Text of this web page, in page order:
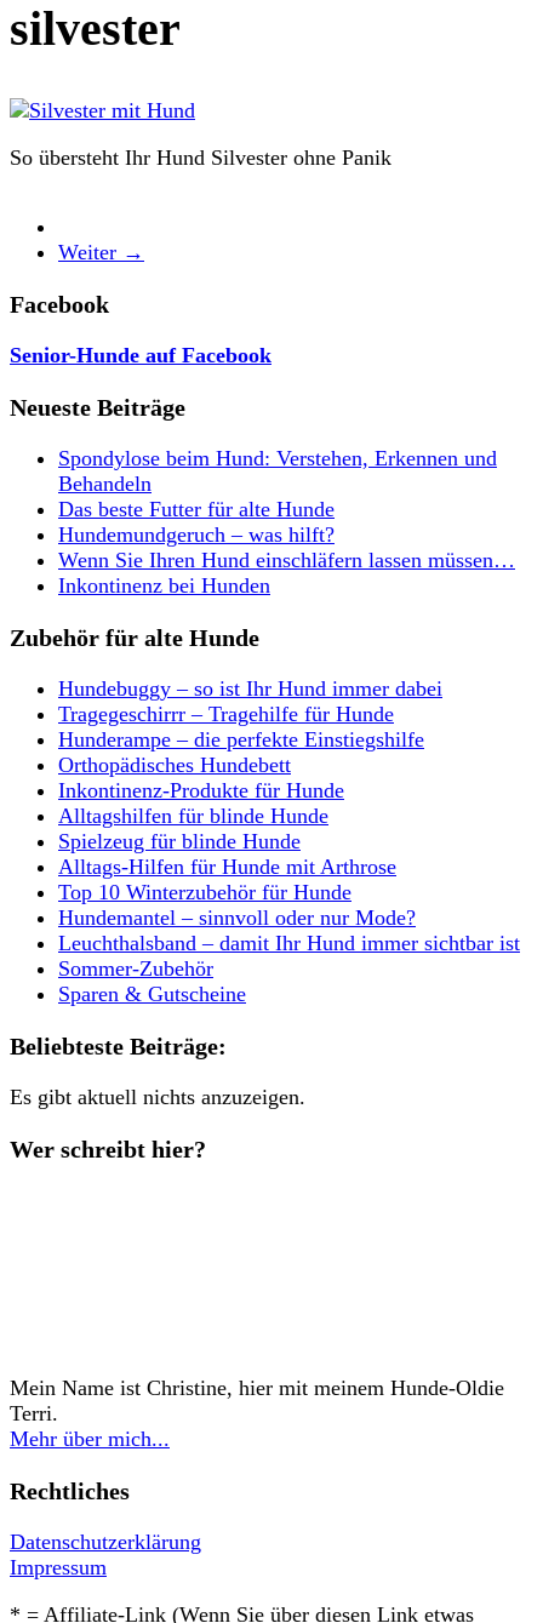
silvester
So übersteht Ihr Hund Silvester ohne Panik
Weiter →
Facebook
Senior-Hunde auf Facebook
Neueste Beiträge
Spondylose beim Hund: Verstehen, Erkennen und
Behandeln
Das beste Futter für alte Hunde
Hundemundgeruch – was hilft?
Wenn Sie Ihren Hund einschläfern lassen müssen…
Inkontinenz bei Hunden
Zubehör für alte Hunde
Hundebuggy – so ist Ihr Hund immer dabei
Tragegeschirrr – Tragehilfe für Hunde
Hunderampe – die perfekte Einstiegshilfe
Orthopädisches Hundebett
Inkontinenz-Produkte für Hunde
Alltagshilfen für blinde Hunde
Spielzeug für blinde Hunde
Alltags-Hilfen für Hunde mit Arthrose
Top 10 Winterzubehör für Hunde
Hundemantel – sinnvoll oder nur Mode?
Leuchthalsband – damit Ihr Hund immer sichtbar ist
Sommer-Zubehör
Sparen & Gutscheine
Beliebteste Beiträge:
Es gibt aktuell nichts anzuzeigen.
Wer schreibt hier?
Mein Name ist Christine, hier mit meinem Hunde-Oldie
Terri.
Mehr über mich...
Rechtliches
Datenschutzerklärung
Impressum
* = Affiliate-Link (Wenn Sie über diesen Link etwas